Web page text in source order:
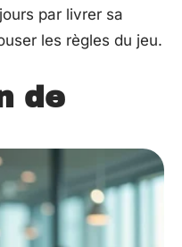
par livrer sa
les règles du jeu.
de